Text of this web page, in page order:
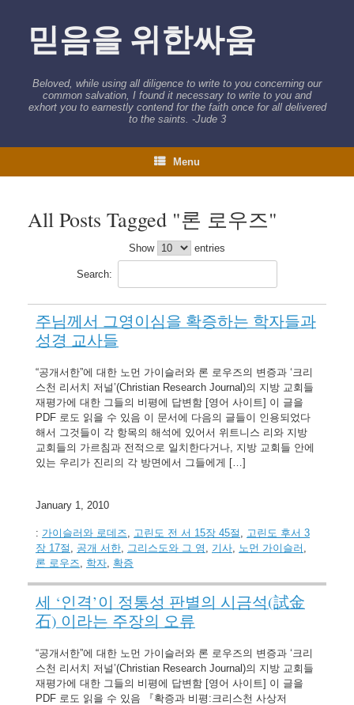
믿음을 위한싸움
Beloved, while using all diligence to write to you concerning our
common salvation, I found it necessary to write to you and
exhort you to earnestly contend for the faith once for all delivered
to the saints. -Jude 3
Menu
All Posts Tagged "론 로우즈"
Show entries
Search:
주님께서 그영이심을 확증하는 학자들과
성경 교사들
“공개서한”에 대한 노먼 가이슬러와 론 로우즈의 변증과 ‘크리
스천 리서치 저널’(Christian Research Journal)의 지방 교회들
재평가에 대한 그들의 비평에 답변함 [영어 사이트] 이 글을
PDF 로도 읽을 수 있음 이 문서에 다음의 글들이 인용되었다
해서 그것들이 각 항목의 해석에 있어서 위트니스 리와 지방
교회들의 가르침과 전적으로 일치한다거나, 지방 교회들 안에
있는 우리가 진리의 각 방면에서 그들에게 […]
January 1, 2010
: 가이슬러와 로데즈, 고린도 전 서 15장 45절 , 고린도 후서 3
장 17절 , 공개 서한, 그리스도와 그 영 , 기사, 노먼 가이슬러 ,
론 로우즈, 학자, 확증
세 ‘인격’이 정통성 판별의 시금석(試金
石) 이라는 주장의 오류
“공개서한”에 대한 노먼 가이슬러와 론 로우즈의 변증과 ‘크리
스천 리서치 저널’(Christian Research Journal)의 지방 교회들
재평가에 대한 그들의 비평에 답변함 [영어 사이트] 이 글을
PDF 로도 읽을 수 있음 『확증과 비평:크리스천 사상저